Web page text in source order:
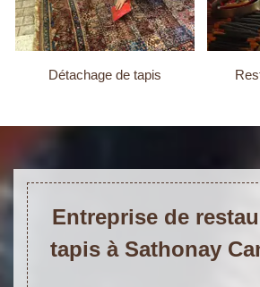
Détachage de tapis
Entreprise de
tapis à Sathonay